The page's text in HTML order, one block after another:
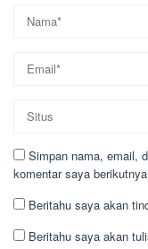
Simpan nama, email,
komentar saya
Beritahu saya akan
Beritahu saya akan